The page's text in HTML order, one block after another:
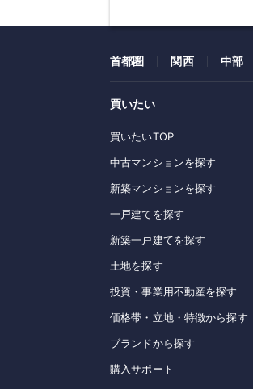
首都圏 関西 中部
買いたい
買いたいTOP
中古マンションを探す
新築マンションを探す
一戸建てを探す
新築一戸建てを探す
土地を探す
投資・事業用不動産を探す
価格帯・立地・特徴から探す
ブランドから探す
購入サポート